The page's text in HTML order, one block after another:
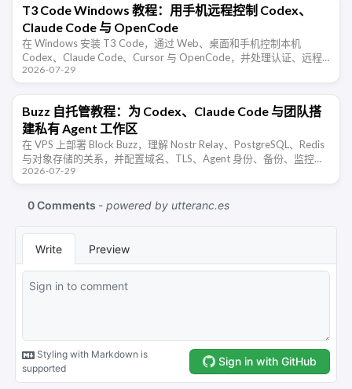
T3 Code Windows 教程：用手机远程控制 Codex、
Claude Code 与 OpenCode
在 Windows 安装 T3 Code，通过 Web、桌面和手机控制本机
Codex、Claude Code、Cursor 与 OpenCode，并处理认证、远程
访问、防火墙、会话同步和安全风险。
2026-07-29
Buzz 自托管教程：为 Codex、Claude Code 与团队搭
建私有 Agent 工作区
在 VPS 上部署 Block Buzz，理解 Nostr Relay、PostgreSQL、Redis
与对象存储的关系，并配置域名、TLS、Agent 身份、备份、监控和
公网安全。
2026-07-29